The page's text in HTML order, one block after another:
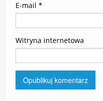
E-mail *
Witryna internetowa